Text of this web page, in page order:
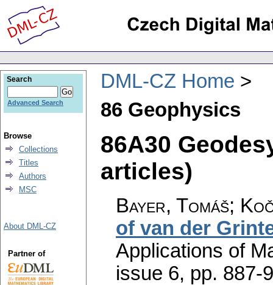
DML-CZ Home
86 Geophysics
86A30
articles)
Bayer, Tomáš;
of van der
Applications of
issue 6, pp. 887-
Search
Advanced Search
Browse
Collections
Titles
Authors
MSC
About DML-CZ
Partner of